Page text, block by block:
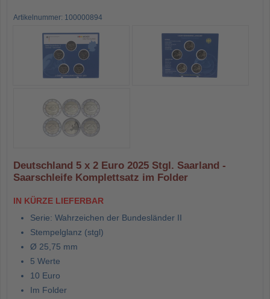
Artikelnummer: 100000894
Deutschland 5 x 2 Euro 2025 Stgl. Saarland -
Saarschleife Komplettsatz im Folder
IN KÜRZE LIEFERBAR
Serie: Wahrzeichen der Bundesländer II
Stempelglanz (stgl)
Ø 25,75 mm
5 Werte
10 Euro
Im Folder